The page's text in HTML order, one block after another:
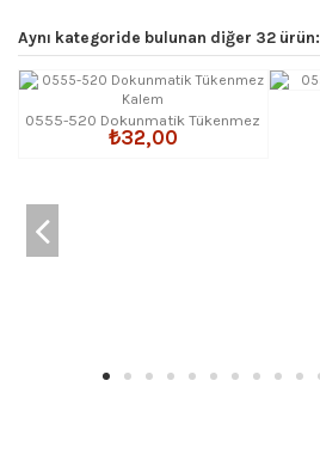
Aynı kategoride bulunan diğer 32 ürün:
0555-520 Dokunmatik Tükenmez
Kalem
₺32,00